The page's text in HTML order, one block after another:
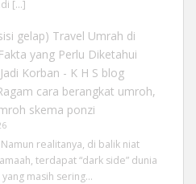
[…]
gelap) Travel Umrah di
yang Perlu Diketahui
Korban - K H S blog
cara berangkat umroh,
skema ponzi
realitanya, di balik niat
terdapat “dark side” dunia
masih sering…